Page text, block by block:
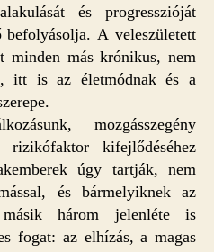
és progresszióját
befolyásolja. A veleszületett
minden más krónikus, nem
itt is az életmódnak és a
mozgásszegény
kifejlődéséhez
úgy tartják, nem
és bármelyiknek az
három jelenléte is
fogat: az elhízás, a magas